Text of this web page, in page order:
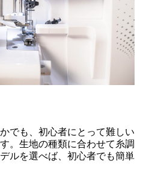
でも、初心者にとって難しい
。生地の種類に合わせて糸調
ルを選べば、初心者でも簡単